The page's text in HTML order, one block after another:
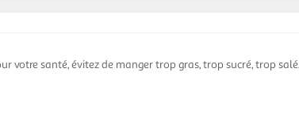
votre santé, évitez de manger trop gras, trop sucré, trop